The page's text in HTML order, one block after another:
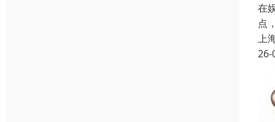
在
点
上
26-